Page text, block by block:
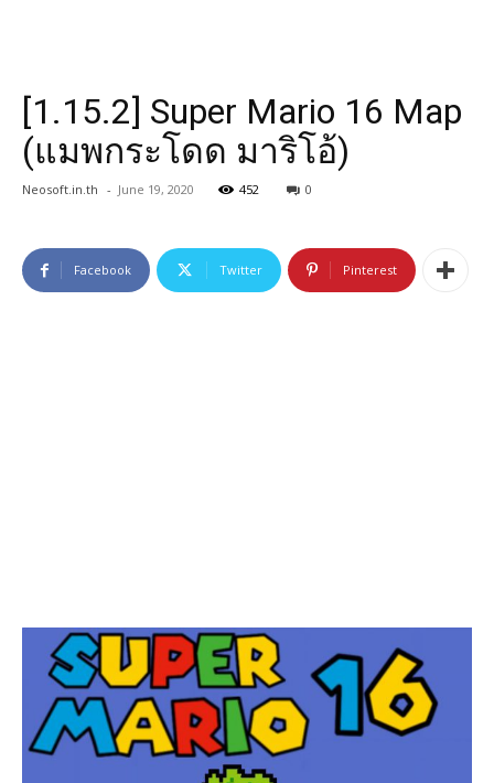
[1.15.2] Super Mario 16 Map
(แมพกระโดด มาริโอ้)
Neosoft.in.th - June 19, 2020 452 0
Facebook Twitter Pinterest